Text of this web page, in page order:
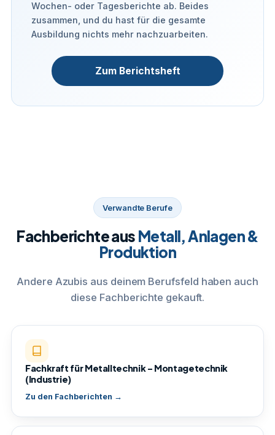
Wochen- oder Tagesberichte ab. Beides
zusammen, und du hast für die gesamte
Ausbildung nichts mehr nachzuarbeiten.
Zum Berichtsheft
Verwandte Berufe
Fachberichte aus Metall, Anlagen &
Produktion
Andere Azubis aus deinem Berufsfeld haben auch
diese Fachberichte gekauft.
Fachkraft für Metalltechnik – Montagetechnik
(Industrie)
Zu den Fachberichten →